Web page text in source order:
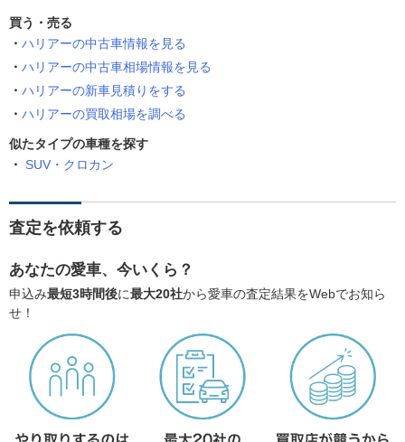
買う・売る
ハリアーの中古車情報を見る
ハリアーの中古車相場情報を見る
ハリアーの新車見積りをする
ハリアーの買取相場を調べる
似たタイプの車種を探す
SUV・クロカン
査定を依頼する
あなたの愛車、今いくら？
申込み最短3時間後に最大20社から愛車の査定結果をWebでお知ら
せ！